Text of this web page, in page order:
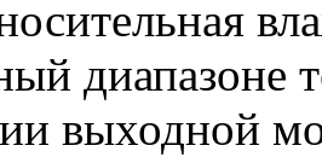
диапазоне
выходной